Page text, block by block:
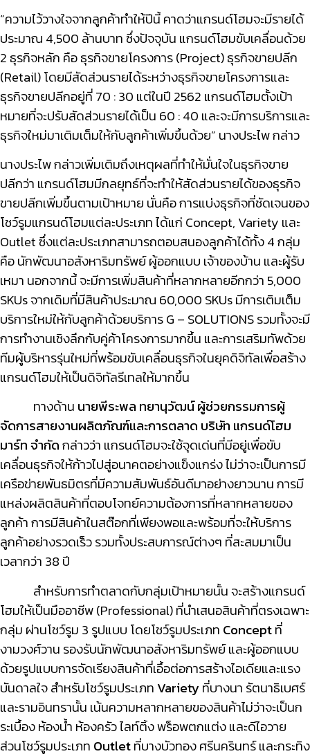
“ความไว้วางใจจากลูกค้าทำให้ปีนี้ คาดว่าแกรนด์โฮมจะมีรายได้
ประมาณ 4,500 ล้านบาท ซึ่งปัจจุบัน แกรนด์โฮมขับเคลื่อนด้วย
2 ธุรกิจหลัก คือ ธุรกิจขายโครงการ (Project) ธุรกิจขายปลีก
(Retail) โดยมีสัดส่วนรายได้ระหว่างธุรกิจขายโครงการและ
ธุรกิจขายปลีกอยู่ที่ 70 : 30 แต่ในปี 2562 แกรนด์โฮมตั้งเป้า
หมายที่จะปรับสัดส่วนรายได้เป็น 60 : 40 และจะมีการบริการและ
ธุรกิจใหม่มาเติมเต็มให้กับลูกค้าเพิ่มขึ้นด้วย” นางประไพ กล่าว
นางประไพ กล่าวเพิ่มเติมถึงเหตุผลที่ทำให้มั่นใจในธุรกิจขาย
ปลีกว่า แกรนด์โฮมมีกลยุทธ์ที่จะทำให้สัดส่วนรายได้ของธุรกิจ
ขายปลีกเพิ่มขึ้นตามเป้าหมาย นั่นคือ การแบ่งธุรกิจที่ชัดเจนของ
โชว์รูมแกรนด์โฮมแต่ละประเภท ได้แก่ Concept, Variety และ
Outlet ซึ่งแต่ละประเภทสามารถตอบสนองลูกค้าได้ทั้ง 4 กลุ่ม
คือ นักพัฒนาอสังหาริมทรัพย์ ผู้ออกแบบ เจ้าของบ้าน และผู้รับ
เหมา นอกจากนี้ จะมีการเพิ่มสินค้าที่หลากหลายอีกกว่า 5,000
SKUs จากเดิมที่มีสินค้าประมาณ 60,000 SKUs มีการเติมเต็ม
บริการใหม่ให้กับลูกค้าด้วยบริการ G – SOLUTIONS รวมทั้งจะมี
การทำงานเชิงลึกกับคู่ค้าโครงการมากขึ้น และการเสริมทัพด้วย
ทีมผู้บริหารรุ่นใหม่ที่พร้อมขับเคลื่อนธุรกิจในยุคดิจิทัลเพื่อสร้าง
แกรนด์โฮมให้เป็นดิจิทัลรีเทลให้มากขึ้น
ทางด้าน นายพีระพล ทยานุวัฒน์ผู้ช่วยกรรมการผู้
จัดการสายงานผลิตภัณฑ์และการตลาด บริษัท แกรนด์โฮม
มาร์ท จำกัดกล่าวว่า แกรนด์โฮมจะใช้จุดเด่นที่มีอยู่เพื่อขับ
เคลื่อนธุรกิจให้ก้าวไปสู่อนาคตอย่างแข็งแกร่ง ไม่ว่าจะเป็นการมี
เครือข่ายพันธมิตรที่มีความสัมพันธ์อันดีมาอย่างยาวนาน การมี
แหล่งผลิตสินค้าที่ตอบโจทย์ความต้องการที่หลากหลายของ
ลูกค้า การมีสินค้าในสต๊อกที่เพียงพอและพร้อมที่จะให้บริการ
ลูกค้าอย่างรวดเร็ว รวมทั้งประสบการณ์ต่างๆ ที่สะสมมาเป็น
เวลากว่า 38 ปี
สำหรับการทำตลาดกับกลุ่มเป้าหมายนั้น จะสร้างแกรนด์
โฮมให้เป็นมืออาชีพ (Professional)ที่นำเสนอสินค้าที่ตรงเฉพาะ
กลุ่ม ผ่านโชว์รูม 3 รูปแบบ โดยโชว์รูมประเภท Conceptที่
งามวงศ์วาน รองรับนักพัฒนาอสังหาริมทรัพย์ และผู้ออกแบบ
ด้วยรูปแบบการจัดเรียงสินค้าที่เอื้อต่อการสร้างไอเดียและแรง
บันดาลใจ สำหรับโชว์รูมประเภท Variety ที่บางนา รัตนาธิเบศร์
และรามอินทรานั้น เน้นความหลากหลายของสินค้าไม่ว่าจะเป็นก
ระเบื้อง ห้องน้ำ ห้องครัว ไลท์ติ้ง พร็อพตกแต่ง และดีไอวาย
ส่วนโชว์รูมประเภท Outletที่บางบัวทอง ศรีนครินทร์ และกระทิง